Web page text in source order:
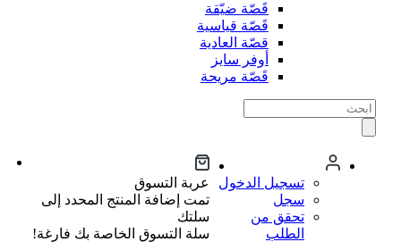
قَصّة ضيّقة
قَصّة قياسية
قصّة العادية
أوفر سايز
قَصّة مريحة
تسجيل الدخول
سجل
تحقق من
الطلب
عربة التسوق
تمت إضافة المنتج المحدد إلى
سلتك
سلة التسوق الخاصة بك فارغة!